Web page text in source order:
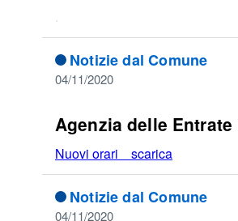
.
Notizie dal Comune
04/11/2020
Agenzia delle
Nuovi orari scarica
Notizie dal Comune
04/11/2020